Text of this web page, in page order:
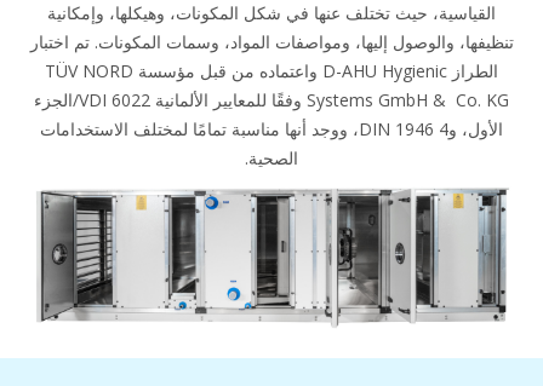
القياسية، حيث تختلف عنها في شكل المكونات، وهيكلها، وإمكانية
تنظيفها، والوصول إليها، ومواصفات المواد، وسمات المكونات. تم اختبار
الطراز D-AHU Hygienic واعتماده من قبل مؤسسة TÜV NORD
Systems GmbH & Co. KG وفقًا للمعايير الألمانية VDI 6022/الجزء
الأول، وDIN 1946 4، ووجد أنها مناسبة تمامًا لمختلف الاستخدامات
الصحية.